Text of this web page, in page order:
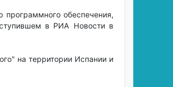
программного обеспечения,
в РИА Новости в
на территории Испании и